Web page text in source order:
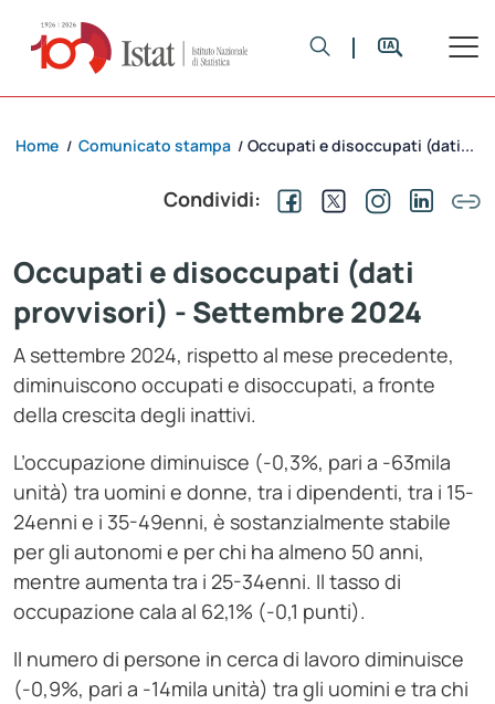
Home / Comunicato stampa / Occupati e disoccupati (dati...
Condividi:
Occupati e disoccupati (dati
provvisori) - Settembre 2024
A settembre 2024, rispetto al mese precedente,
diminuiscono occupati e disoccupati, a fronte
della crescita degli inattivi.
L’occupazione diminuisce (-0,3%, pari a -63mila
unità) tra uomini e donne, tra i dipendenti, tra i 15-
24enni e i 35-49enni, è sostanzialmente stabile
per gli autonomi e per chi ha almeno 50 anni,
mentre aumenta tra i 25-34enni. Il tasso di
occupazione cala al 62,1% (-0,1 punti).
Il numero di persone in cerca di lavoro diminuisce
(-0,9%, pari a -14mila unità) tra gli uomini e tra chi